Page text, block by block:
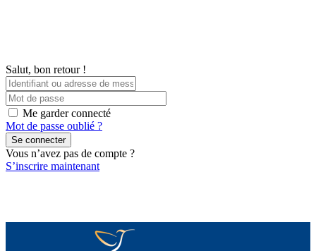
Salut, bon retour !
Me garder connecté
Mot de passe oublié ?
Se connecter
Vous n’avez pas de compte ?
S’inscrire maintenant